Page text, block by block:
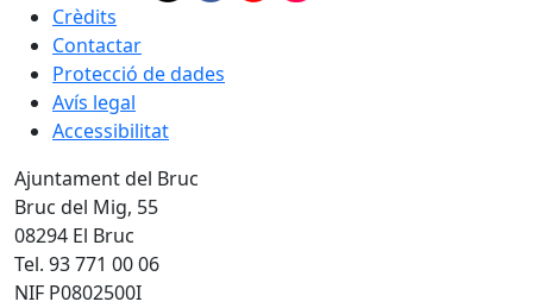
Crèdits
Contactar
Protecció de dades
Avís legal
Accessibilitat
Ajuntament del Bruc
Bruc del Mig, 55
08294 El Bruc
Tel. 93 771 00 06
NIF P0802500I